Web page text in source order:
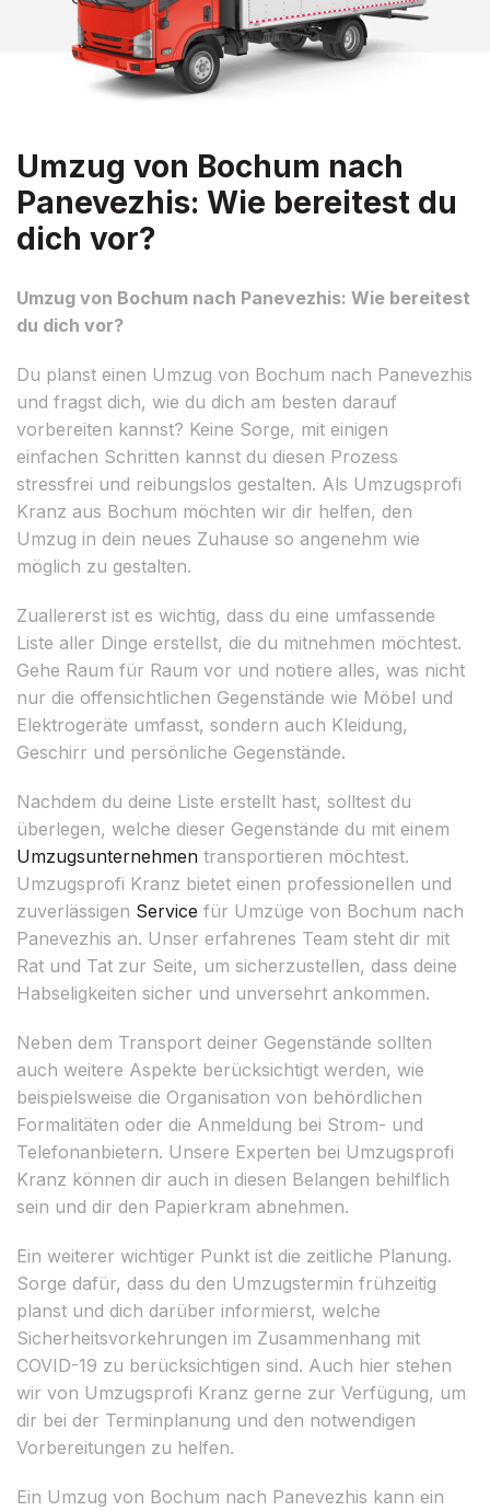
Umzug von Bochum nach
Panevezhis: Wie bereitest du
dich vor?
Umzug von Bochum nach Panevezhis: Wie bereitest
du dich vor?
Du planst einen Umzug von Bochum nach Panevezhis
und fragst dich, wie du dich am besten darauf
vorbereiten kannst? Keine Sorge, mit einigen
einfachen Schritten kannst du diesen Prozess
stressfrei und reibungslos gestalten. Als Umzugsprofi
Kranz aus Bochum möchten wir dir helfen, den
Umzug in dein neues Zuhause so angenehm wie
möglich zu gestalten.
Zuallererst ist es wichtig, dass du eine umfassende
Liste aller Dinge erstellst, die du mitnehmen möchtest.
Gehe Raum für Raum vor und notiere alles, was nicht
nur die offensichtlichen Gegenstände wie Möbel und
Elektrogeräte umfasst, sondern auch Kleidung,
Geschirr und persönliche Gegenstände.
Nachdem du deine Liste erstellt hast, solltest du
überlegen, welche dieser Gegenstände du mit einem
Umzugsunternehmen transportieren möchtest.
Umzugsprofi Kranz bietet einen professionellen und
zuverlässigen Service für Umzüge von Bochum nach
Panevezhis an. Unser erfahrenes Team steht dir mit
Rat und Tat zur Seite, um sicherzustellen, dass deine
Habseligkeiten sicher und unversehrt ankommen.
Neben dem Transport deiner Gegenstände sollten
auch weitere Aspekte berücksichtigt werden, wie
beispielsweise die Organisation von behördlichen
Formalitäten oder die Anmeldung bei Strom- und
Telefonanbietern. Unsere Experten bei Umzugsprofi
Kranz können dir auch in diesen Belangen behilflich
sein und dir den Papierkram abnehmen.
Ein weiterer wichtiger Punkt ist die zeitliche Planung.
Sorge dafür, dass du den Umzugstermin frühzeitig
planst und dich darüber informierst, welche
Sicherheitsvorkehrungen im Zusammenhang mit
COVID-19 zu berücksichtigen sind. Auch hier stehen
wir von Umzugsprofi Kranz gerne zur Verfügung, um
dir bei der Terminplanung und den notwendigen
Vorbereitungen zu helfen.
Ein Umzug von Bochum nach Panevezhis kann ein